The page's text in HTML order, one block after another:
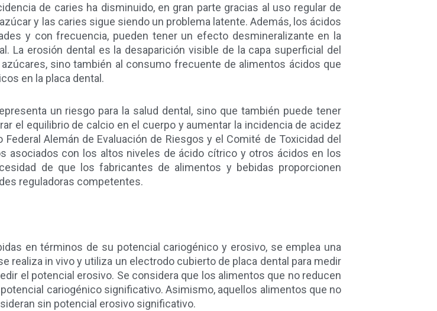
de caries ha disminuido, en gran parte gracias al uso regular de
y las caries sigue siendo un problema latente. Además, los ácidos
y con frecuencia, pueden tener un efecto desmineralizante en la
La erosión dental es la desaparición visible de la capa superficial del
sino también al consumo frecuente de alimentos ácidos que
en la placa dental.
un riesgo para la salud dental, sino que también puede tener
el equilibrio de calcio en el cuerpo y aumentar la incidencia de acidez
Alemán de Evaluación de Riesgos y el Comité de Toxicidad del
asociados con los altos niveles de ácido cítrico y otros ácidos en los
de que los fabricantes de alimentos y bebidas proporcionen
reguladoras competentes.
en términos de su potencial cariogénico y erosivo, se emplea una
realiza in vivo y utiliza un electrodo cubierto de placa dental para medir
el potencial erosivo. Se considera que los alimentos que no reducen
cariogénico significativo. Asimismo, aquellos alimentos que no
sin potencial erosivo significativo.